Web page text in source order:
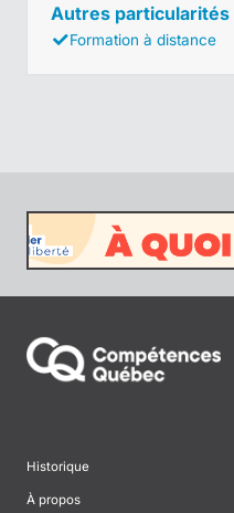
Autres particularités
Formation à distance
Historique
À propos